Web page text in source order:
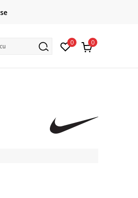
u trgovini
0 0